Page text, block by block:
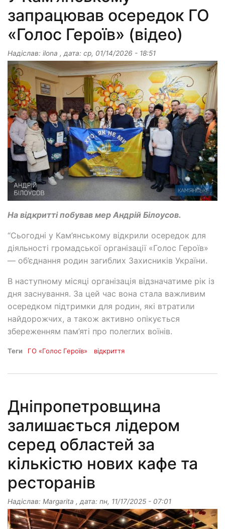
запрацював осередок ГО
«Голос Героїв» (відео)
Надіслав: ilona , дата: ср, 01/14/2026 - 18:51
На відкритті побував мер Андрій Білоусов.
“Сьогодні у Кам’янському відкрили осередок для
діяльності громадської організації «Голос Героїв»
— об’єднання родин загиблих Захисників України.
В наступному місяці організація відзначатиме рік із
дня заснування. За цей час вона стала важливим
осередком підтримки для родин, які втратили
найдорожчих, а також активно опікується
збереженням пам’яті про полеглих воїнів.
Теги ГО «Голос Героїв» відкриття
Дніпропетровщина
залишається лідером
серед областей за
кількістю нових кафе та
ресторанів
Надіслав: Margarita , дата: пн, 11/17/2025 - 07:01